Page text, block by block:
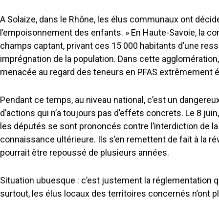
A Solaize, dans le Rhône, les élus communaux ont
l’empoisonnement des enfants. » En Haute-Savoie, la
champs captant, privant ces 15 000 habitants d’une
imprégnation de la population. Dans cette
menacée au regard des teneurs en PFAS extrêmement
Pendant ce temps, au niveau national, c’est un
d’actions qui n’a toujours pas d’effets concrets. Le 8
les députés se sont prononcés contre l’interdiction de
connaissance ultérieure. Ils s’en remettent de fait à la
pourrait être repoussé de plusieurs années.
Situation ubuesque : c’est justement la
surtout, les élus locaux des territoires concernés n’ont